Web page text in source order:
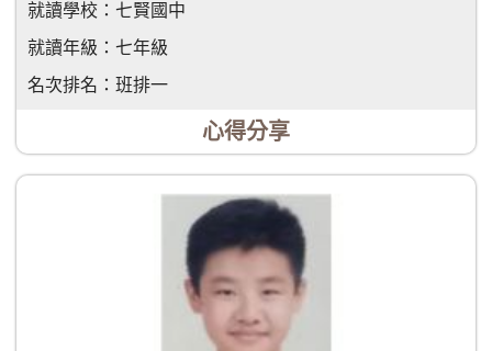
就讀學校： 七賢國中
就讀年級： 七年級
名次排名： 班排一
心得分享